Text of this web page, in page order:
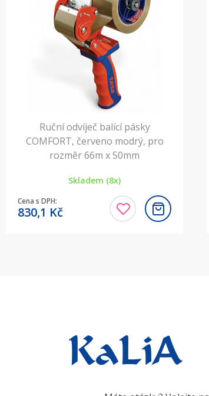
Ruční odvíječ balící pásky
COMFORT, červeno modrý, pro
rozměr 66m x 50mm
Skladem (8x)
Cena s DPH:
830,1 Kč